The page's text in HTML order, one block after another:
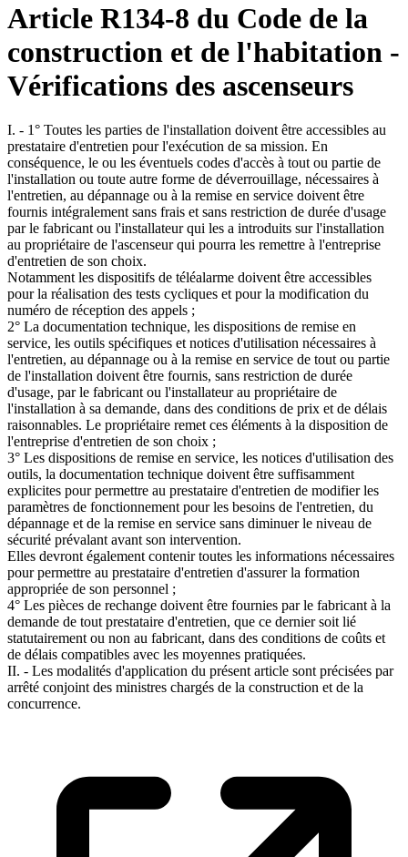
Article R134-8 du Code de la
construction et de l'habitation -
Vérifications des ascenseurs
I. - 1° Toutes les parties de l'installation doivent être accessibles au
prestataire d'entretien pour l'exécution de sa mission. En
conséquence, le ou les éventuels codes d'accès à tout ou partie de
l'installation ou toute autre forme de déverrouillage, nécessaires à
l'entretien, au dépannage ou à la remise en service doivent être
fournis intégralement sans frais et sans restriction de durée d'usage
par le fabricant ou l'installateur qui les a introduits sur l'installation
au propriétaire de l'ascenseur qui pourra les remettre à l'entreprise
d'entretien de son choix.
Notamment les dispositifs de téléalarme doivent être accessibles
pour la réalisation des tests cycliques et pour la modification du
numéro de réception des appels ;
2° La documentation technique, les dispositions de remise en
service, les outils spécifiques et notices d'utilisation nécessaires à
l'entretien, au dépannage ou à la remise en service de tout ou partie
de l'installation doivent être fournis, sans restriction de durée
d'usage, par le fabricant ou l'installateur au propriétaire de
l'installation à sa demande, dans des conditions de prix et de délais
raisonnables. Le propriétaire remet ces éléments à la disposition de
l'entreprise d'entretien de son choix ;
3° Les dispositions de remise en service, les notices d'utilisation des
outils, la documentation technique doivent être suffisamment
explicites pour permettre au prestataire d'entretien de modifier les
paramètres de fonctionnement pour les besoins de l'entretien, du
dépannage et de la remise en service sans diminuer le niveau de
sécurité prévalant avant son intervention.
Elles devront également contenir toutes les informations nécessaires
pour permettre au prestataire d'entretien d'assurer la formation
appropriée de son personnel ;
4° Les pièces de rechange doivent être fournies par le fabricant à la
demande de tout prestataire d'entretien, que ce dernier soit lié
statutairement ou non au fabricant, dans des conditions de coûts et
de délais compatibles avec les moyennes pratiquées.
II. - Les modalités d'application du présent article sont précisées par
arrêté conjoint des ministres chargés de la construction et de la
concurrence.